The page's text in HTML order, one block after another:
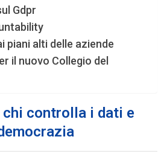
Gdpr
piani alti delle aziende
il nuovo Collegio del
controlla i dati e